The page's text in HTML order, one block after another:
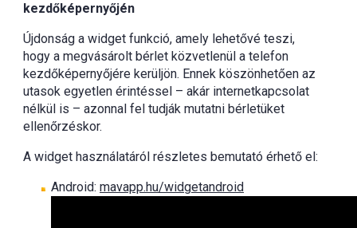
kezdőképernyőjén
Újdonság a widget funkció, amely lehetővé teszi,
hogy a megvásárolt bérlet közvetlenül a telefon
kezdőképernyőjére kerüljön. Ennek köszönhetően az
utasok egyetlen érintéssel – akár internetkapcsolat
nélkül is – azonnal fel tudják mutatni bérletüket
ellenőrzéskor.
A widget használatáról részletes bemutató érhető el:
Android: mavapp.hu/widgetandroid